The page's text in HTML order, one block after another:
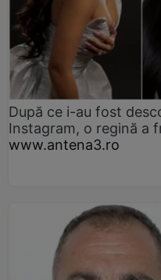
După ce i-au fost
Instagram, o regină a
www.antena3.ro